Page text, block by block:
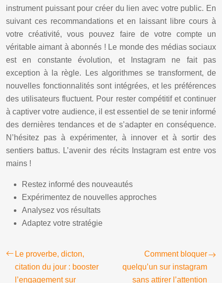
instrument puissant pour créer du lien avec votre public. En
suivant ces recommandations et en laissant libre cours à
votre créativité, vous pouvez faire de votre compte un
véritable aimant à abonnés ! Le monde des médias sociaux
est en constante évolution, et Instagram ne fait pas
exception à la règle. Les algorithmes se transforment, de
nouvelles fonctionnalités sont intégrées, et les préférences
des utilisateurs fluctuent. Pour rester compétitif et continuer
à captiver votre audience, il est essentiel de se tenir informé
des dernières tendances et de s’adapter en conséquence.
N’hésitez pas à expérimenter, à innover et à sortir des
sentiers battus. L’avenir des récits Instagram est entre vos
mains !
Restez informé des nouveautés
Expérimentez de nouvelles approches
Analysez vos résultats
Adaptez votre stratégie
Le proverbe, dicton,
citation du jour : booster
l’engagement sur
Comment bloquer
quelqu’un sur instagram
sans attirer l’attention